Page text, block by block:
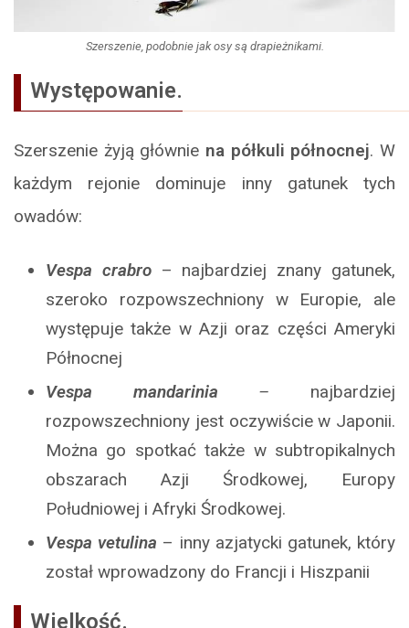
Szerszenie, podobnie jak osy są drapieżnikami.
Występowanie.
Szerszenie żyją głównie na półkuli północnej. W
każdym rejonie dominuje inny gatunek tych
owadów:
Vespa crabro– najbardziej znany gatunek,
szeroko rozpowszechniony w Europie, ale
występuje także w Azji oraz części Ameryki
Północnej
Vespa mandarinia – najbardziej
rozpowszechniony jest oczywiście w Japonii.
Można go spotkać także w subtropikalnych
obszarach Azji Środkowej, Europy
Południowej i Afryki Środkowej.
Vespa vetulina – inny azjatycki gatunek, który
został wprowadzony do Francji i Hiszpanii
Wielkość.